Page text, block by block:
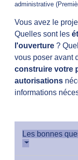
administrative
Vous avez le
Quelles sont les
l'ouverture ?
vous poser avant
construire votre
autorisations
informations
Les bonnes